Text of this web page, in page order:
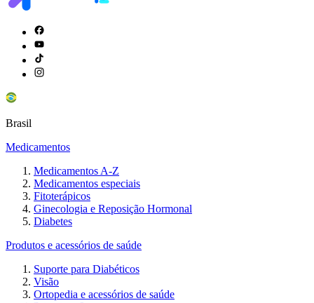
Brasil
Medicamentos
Medicamentos A-Z
Medicamentos especiais
Fitoterápicos
Ginecologia e Reposição Hormonal
Diabetes
Produtos e acessórios de saúde
Suporte para Diabéticos
Visão
Ortopedia e acessórios de saúde